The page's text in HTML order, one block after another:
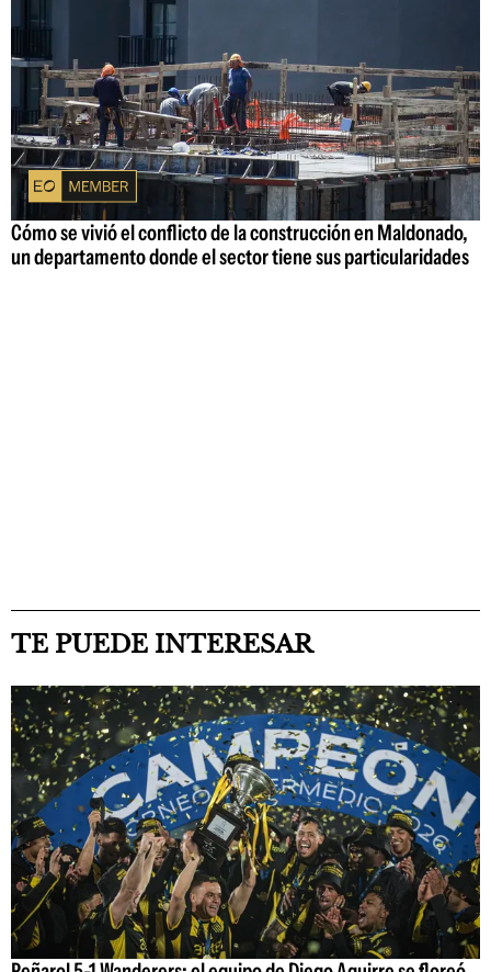
Cómo se vivió el conflicto de la construcción en Maldonado,
un departamento donde el sector tiene sus particularidades
TE PUEDE INTERESAR